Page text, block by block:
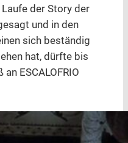
der Story der
und in den
sich beständig
hat, dürfte bis
ESCALOFRIO